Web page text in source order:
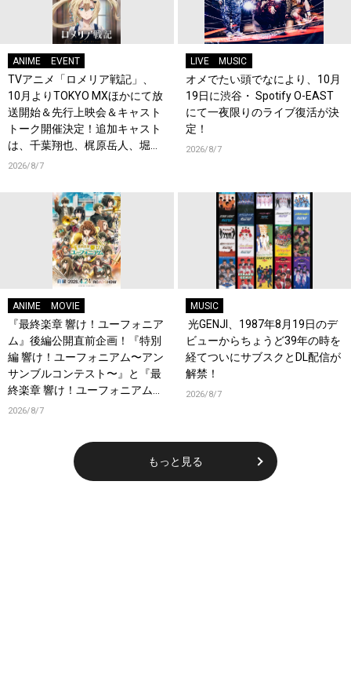
ANIME EVENT
TVアニメ「ロメリア戦記」、
10月よりTOKYO MXほかにて放
送開始＆先行上映会＆キャスト
トーク開催決定！追加キャスト
は、千葉翔也、梶原岳人、堀江
瞬、綿貫竜之介！PV第1弾公
2026/8/7
LIVE MUSIC
オメでたい頭でなにより、10月
19日に渋谷・ Spotify O-EAST
にて一夜限りのライブ復活が決
定！
2026/8/7
ANIME MOVIE
『最終楽章 響け！ユーフォニア
ム』後編公開直前企画！『特別
編 響け！ユーフォニアム〜アン
サンブルコンテスト〜』と『最
終楽章 響け！ユーフォニアム』
前編の一挙上映が決定！
2026/8/7
MUSIC
光GENJI、1987年8月19日のデ
ビューからちょうど39年の時を
経てついにサブスクとDL配信が
解禁！
2026/8/7
もっと見る